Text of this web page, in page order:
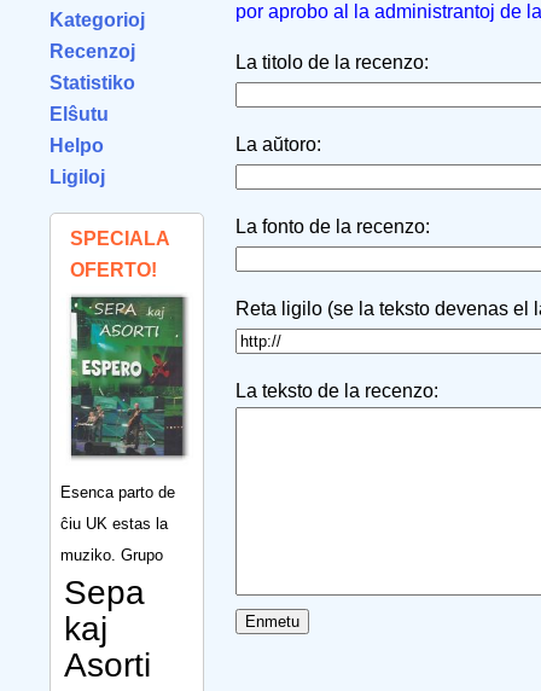
Kategorioj
Recenzoj
Statistiko
Elŝutu
Helpo
Ligiloj
SPECIALA
OFERTO!
Esenca parto de
ĉiu UK estas la
muziko. Grupo
Sepa
kaj
Asorti
por aprobo al la administrantoj de
La titolo de la recenzo:
La aŭtoro:
La fonto de la recenzo:
Reta ligilo (se la teksto devenas el
La teksto de la recenzo: